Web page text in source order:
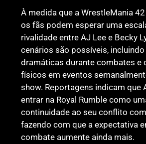
À medida que a WrestleMania
os fãs podem esperar uma
rivalidade entre AJ Lee e Becky
cenários são possíveis,
dramáticas durante combates e
físicos em eventos
show. Reportagens indicam que
entrar na Royal Rumble como
continuidade ao seu conflito
fazendo com que a expectativa
combate aumente ainda mais.